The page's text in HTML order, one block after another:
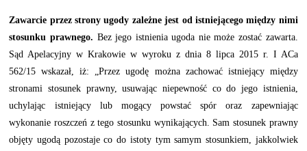
Zawarcie przez strony ugody zależne jest od istniejącego między nimi
stosunku prawnego. Bez jego istnienia ugoda nie może zostać zawarta.
Sąd Apelacyjny w Krakowie w wyroku z dnia 8 lipca 2015 r. I ACa
562/15 wskazał, iż: „Przez ugodę można zachować istniejący między
stronami stosunek prawny, usuwając niepewność co do jego istnienia,
uchylając istniejący lub mogący powstać spór oraz zapewniając
wykonanie roszczeń z tego stosunku wynikających. Sam stosunek prawny
objęty ugodą pozostaje co do istoty tym samym stosunkiem, jakkolwiek